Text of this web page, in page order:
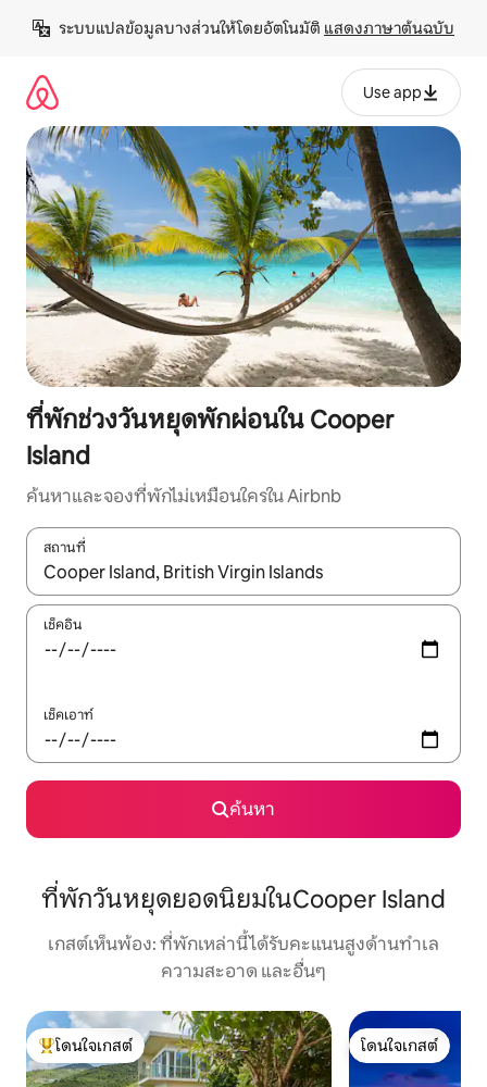
เนื้อหา
ระบบแปลข้อมูลบางส่วนให้โดยอัตโนมัติ แสดงภาษาต้นฉบับ
Use app
ที่พักช่วงวันหยุดพักผ่อนใน Cooper
Island
ค้นหาและจองที่พักไม่เหมือนใครใน Airbnb
สถานที่
ใช้ลูกศรขึ้นลง หรือใช้การสัมผัสหรือปัด เพื่อสำรวจผลการค้นหา
เช็คอิน
เช็คเอาท์
ค้นหา
ที่พักวันหยุดยอดนิยมในCooper Island
เกสต์เห็นพ้อง: ที่พักเหล่านี้ได้รับคะแนนสูงด้านทำเล
ความสะอาด และอื่นๆ
โดนใจเกสต์ที่สุด
โดนใจเกสต์
โดนใจเกสต์
โดนใจเกสต์